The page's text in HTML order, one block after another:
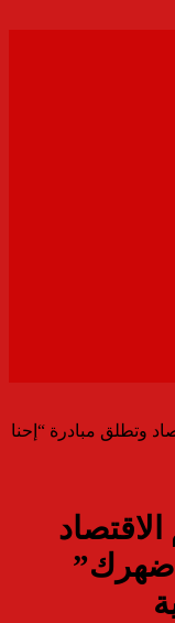
وتطلق مبادرة “إحنا
ضهرك”